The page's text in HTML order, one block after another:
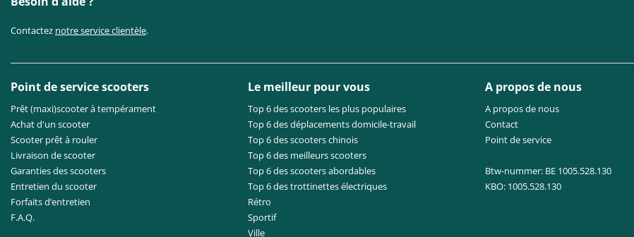
Contactez notre service clientèle.
Point de service scooters
Prêt (maxi)scooter à tempérament
Achat d'un scooter
Scooter prêt à rouler
Livraison de scooter
Garanties des scooters
Entretien du scooter
Forfaits d’entretien
F.A.Q.
Le meilleur pour vous
Top 6 des scooters les plus populaires
Top 6 des déplacements domicile-travail
Top 6 des scooters chinois
Top 6 des meilleurs scooters
Top 6 des scooters abordables
Top 6 des trottinettes électriques
Rétro
Sportif
Ville
A propos de nous
A propos de nous
Contact
Point de service
Btw-nummer: BE 1005.528.130
KBO: 1005.528.130